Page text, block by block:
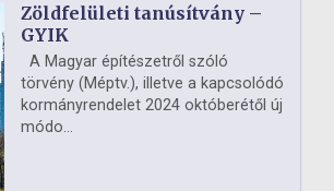
Zöldfelületi tanúsítvány –
GYIK
A Magyar építészetről szóló
törvény (Méptv.), illetve a kapcsolódó
kormányrendelet 2024 októberétől új
módo...